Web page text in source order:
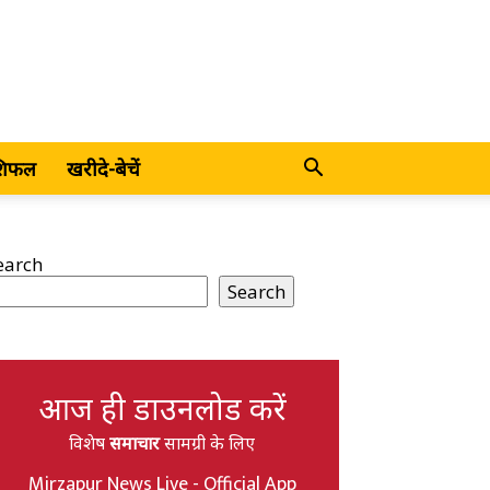
खरीदे-बेचें
Search
आज ही डाउनलोड करें
विशेषसमाचारसामग्री के लिए